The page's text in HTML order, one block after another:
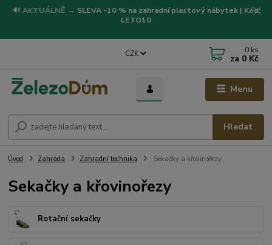
🔊 AKTUÁLNĚ → SLEVA -10 % na zahradní plastový nábytek | Kód:
LETO10
Menu
CZK
Hledat
0 ks
za 0 Kč
Úvod Zahrada Zahradní technika Sekačky a křovinořezy
Sekačky a křovinořezy
Rotační sekačky